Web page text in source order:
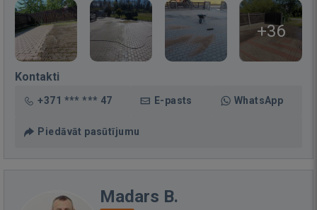
+36
Kontakti
+371 *** *** 47 E-pasts WhatsApp
Piedāvāt pasūtījumu
Madars B.